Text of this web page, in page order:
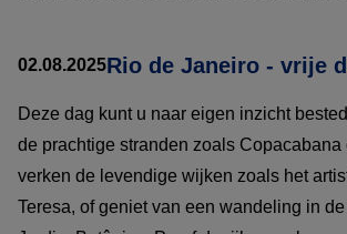
02.08.2025Rio de Janeiro - vrije
Deze dag kunt u naar eigen inzicht
de prachtige stranden zoals Copacabana
verken de levendige wijken zoals het
Teresa, of geniet van een wandeling in